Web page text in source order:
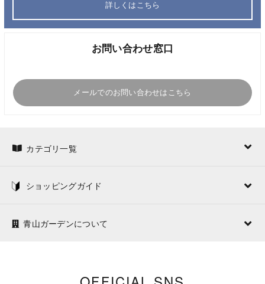
詳しくはこちら
お問い合わせ窓口
メールでのお問い合わせはこちら
カテゴリ一覧
ショッピングガイド
青山ガーデンについて